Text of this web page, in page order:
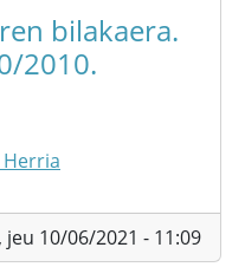
bilakaera.
2010.
Herria
jeu 10/06/2021 - 11:09